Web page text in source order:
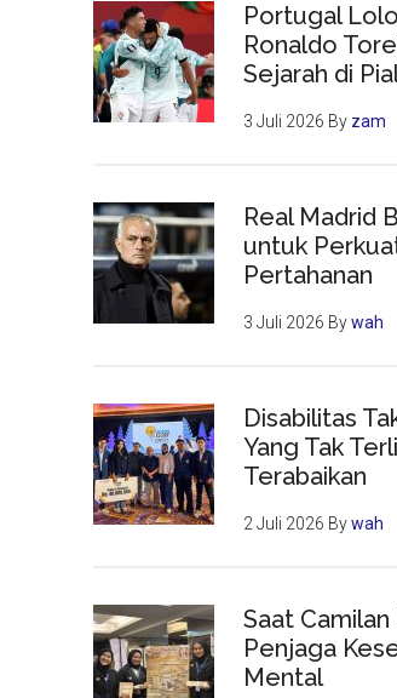
Portugal
Ronaldo
Sejarah di
3 Juli 2026 By zam
Real Madrid
untuk
Pertahanan
3 Juli 2026 Bywah
Disabilitas
Yang Tak
Terabaikan
2 Juli 2026 Bywah
Saat
Penjaga
Mental